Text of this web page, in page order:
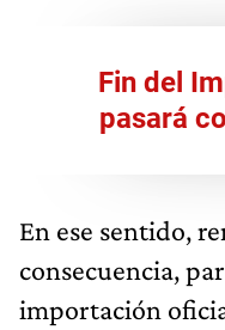
Fin del
pasará
En ese sentido,
consecuencia,
importación